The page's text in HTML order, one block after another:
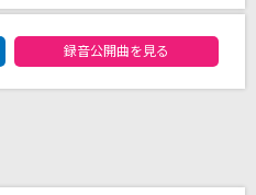
録音公開曲を見る